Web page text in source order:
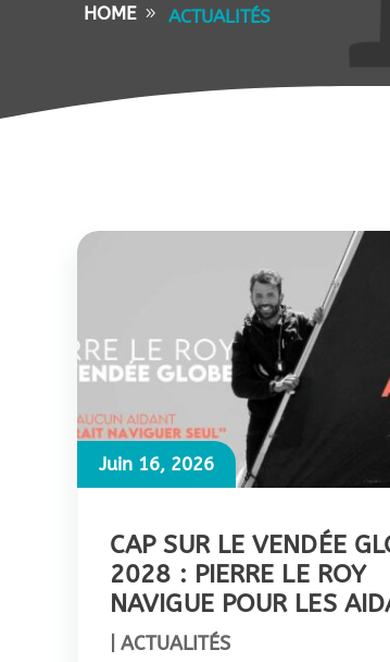
HOME ACTUALITÉS
Juin 16, 2026
CAP SUR LE VENDÉE
2028 : PIERRE LE ROY
NAVIGUE POUR LES
ACTUALITÉS